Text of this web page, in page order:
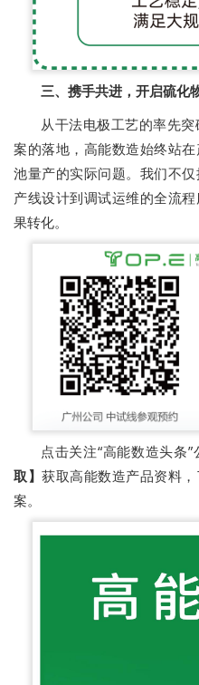
三、携手共进，开启硫化
从干法电极工艺的率先
案的落地，高能数造始终站
池量产的实际问题。我们不仅
产线设计到调试运维的全流
果转化。
点击关注“高能数造头条
取】 获取高能数造产品资料
案。